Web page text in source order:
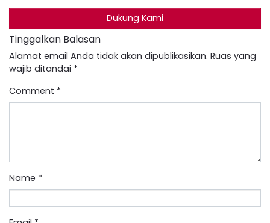
Dukung Kami
Tinggalkan Balasan
Alamat email Anda tidak akan dipublikasikan. Ruas yang
wajib ditandai *
Comment *
Name *